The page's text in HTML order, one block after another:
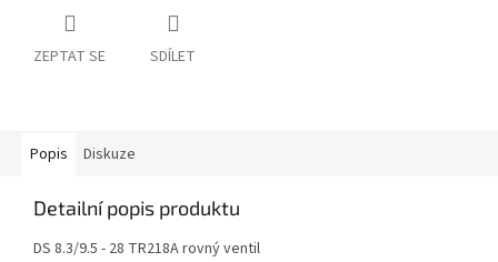
ZEPTAT SE SDÍLET
Popis Diskuze
Detailní popis produktu
DS 8.3/9.5 - 28 TR218A rovný ventil